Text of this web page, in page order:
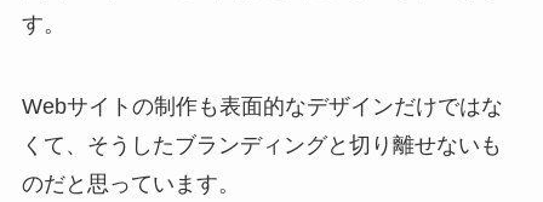
す。
Webサイトの制作も表面的なデザインだけではな
くて、そうしたブランディングと切り離せないも
のだと思っています。